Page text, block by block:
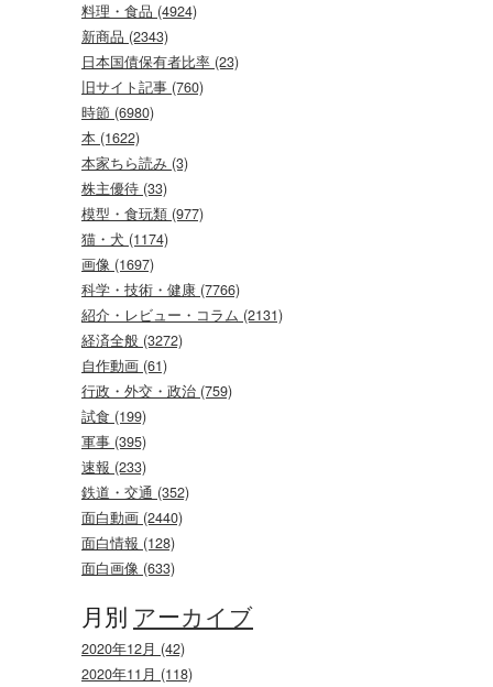
料理・食品 (4924)
新商品 (2343)
日本国債保有者比率 (23)
旧サイト記事 (760)
時節 (6980)
本 (1622)
本家ちら読み (3)
株主優待 (33)
模型・食玩類 (977)
猫・犬 (1174)
画像 (1697)
科学・技術・健康 (7766)
紹介・レビュー・コラム (2131)
経済全般 (3272)
自作動画 (61)
行政・外交・政治 (759)
試食 (199)
軍事 (395)
速報 (233)
鉄道・交通 (352)
面白動画 (2440)
面白情報 (128)
面白画像 (633)
月別 アーカイブ
2020年12月 (42)
2020年11月 (118)